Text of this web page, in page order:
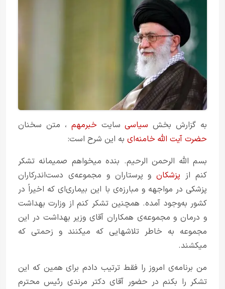
به گزارش بخش سیاسیسایت خبرمهم ، متن سخنان
حضرت آیت الله خامنه‌ای به این شرح است:
بسم الله الرحمن الرحیم. بنده میخواهم صمیمانه تشکر
کنم از پزشکانو پرستاران و مجموعه‌ی دست‌اندرکاران
پزشکی در مواجهه و مبارزه‌ی با این بیماری‌ای که اخیراً در
کشور به‌وجود آمده. همچنین تشکر کنم از وزارت بهداشت
و درمان و مجموعه‌ی همکاران آقای وزیر بهداشت در این
مجموعه به خاطر تلاشهایی که میکنند و زحمتی که
میکشند.
من برنامه‌ی امروز را فقط ترتیب دادم برای همین که این
تشکر را بکنم در حضور آقای دکتر مرندی رئیس محترم